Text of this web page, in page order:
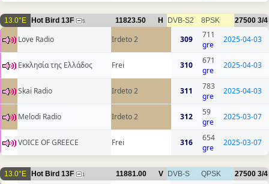
13.0°E Hot Bird 13F 5 11823.50 H DVB-S2 8PSK 27500 3/4
Love Radio Irdeto 2 309
711
gre
2025-04-03
Εκκλησία της Ελλάδος Frei 310
671
gre
2025-04-03
Skai Radio Irdeto 2 311
783
gre
2025-04-03
Melodi Radio Irdeto 2 312
59
gre
2025-03-07
VOICE OF GREECE Frei 316
654
gre
2025-03-07
13.0°E Hot Bird 13F 1 11881.00 V DVB-S QPSK 27500 3/4